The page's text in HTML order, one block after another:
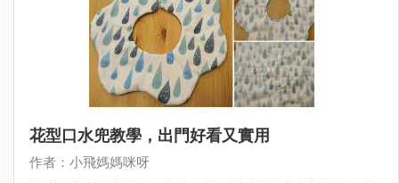
花型口水兜教學，出門好看又實用
作者：小飛媽媽咪呀